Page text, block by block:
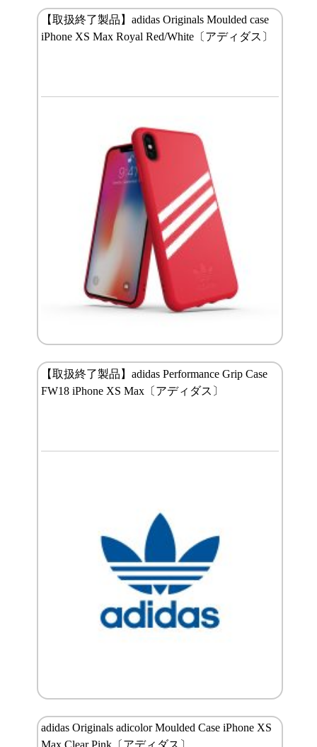
【取扱終了製品】adidas Originals Moulded case
iPhone XS Max Royal Red/White〔アディダス〕
【取扱終了製品】adidas Performance Grip Case
FW18 iPhone XS Max〔アディダス〕
adidas Originals adicolor Moulded Case iPhone XS